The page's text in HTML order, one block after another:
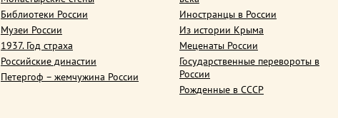
Библиотеки России
Музеи России
1937. Год страха
Российские династии
Петергоф – жемчужина России
Иностранцы в России
Из истории Крыма
Меценаты России
Государственные перевороты в
России
Рожденные в СССР